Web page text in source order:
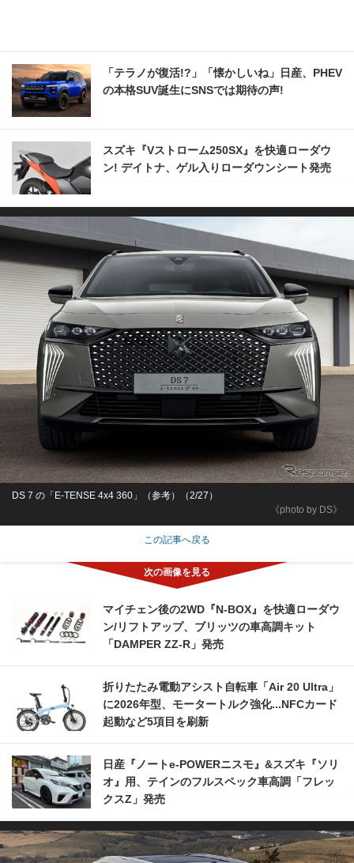
「テラノが復活!?」「懐かしいね」日産、PHEV
の本格SUV誕生にSNSでは期待の声!
スズキ『Vストローム250SX』を快適ローダウ
ン! デイトナ、ゲル入りローダウンシート発売
《photo by DS》
DS 7 の「E-TENSE 4x4 360」（参考）（2/27）
この記事へ戻る
マイチェン後の2WD『N-BOX』を快適ローダウ
ン/リフトアップ、ブリッツの車高調キット
「DAMPER ZZ-R」発売
折りたたみ電動アシスト自転車「Air 20 Ultra」
に2026年型、モータートルク強化...NFCカード
起動など5項目を刷新
日産『ノートe-POWERニスモ』&スズキ『ソリ
オ』用、テインのフルスペック車高調「フレッ
クスZ」発売